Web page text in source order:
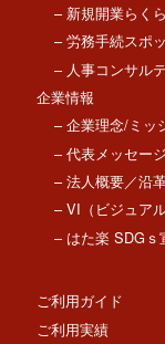
– 新規開業らく
– 労務手続スポ
– 人事コンサル
企業情報
– 企業理念/ミッ
– 代表メッセージ
– 法人概要／沿
– VI（ビジュア
– はた楽 SDGｓ
ご利用ガイド
ご利用実績